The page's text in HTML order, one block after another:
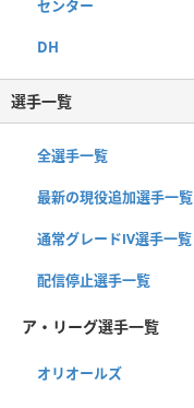
センター
DH
選手一覧
全選手一覧
最新の現役追加選手一覧
通常グレードⅣ選手一覧
配信停止選手一覧
ア・リーグ選手一覧
オリオールズ